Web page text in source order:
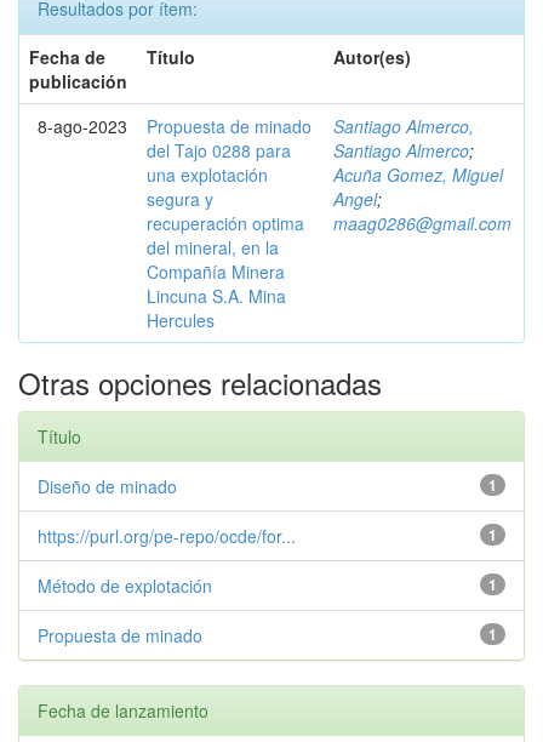
Resultados por ítem:
Fecha de
publicación
Título Autor(es)
8-ago-2023
Propuesta de minado
del Tajo 0288 para
una explotación
segura y
recuperación optima
del mineral, en la
Compañía Minera
Lincuna S.A. Mina
Hercules
Santiago Almerco,
Santiago Almerco;
Acuña Gomez, Miguel
Angel;
maag0286@gmail.com
Otras opciones relacionadas
Título
1
Diseño de minado
1
https://purl.org/pe-repo/ocde/for...
1
Método de explotación
1
Propuesta de minado
Fecha de lanzamiento